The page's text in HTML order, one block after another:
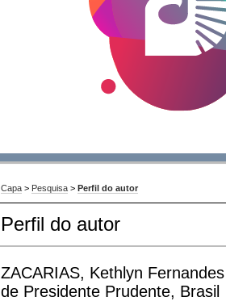
Capa > Pesquisa >Perfil do autor
Perfil do autor
ZACARIAS, Kethlyn
de Presidente Prudente, Brasil